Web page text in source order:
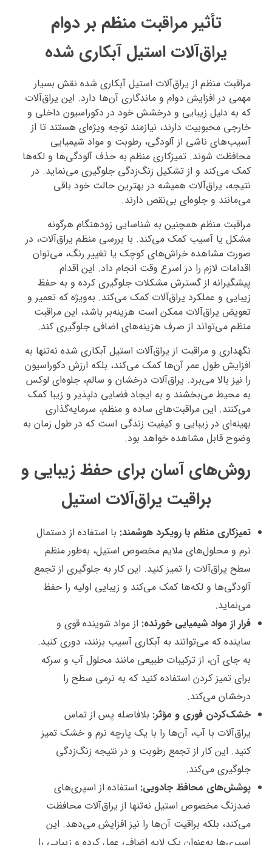
تأثیر مراقبت منظم بر دوام
یراق‌آلات استیل آبکاری شده
مراقبت منظم از یراق‌آلات استیل آبکاری شده نقش بسیار
مهمی در افزایش دوام و ماندگاری آن‌ها دارد. این یراق‌آلات
که به دلیل زیبایی و درخشش خود در دکوراسیون داخلی و
خارجی محبوبیت دارند، نیازمند توجه ویژه‌ای هستند تا از
آسیب‌های ناشی از آلودگی، رطوبت و مواد شیمیایی
محافظت شوند. تمیزکاری منظم به حذف آلودگی‌ها و لکه‌ها
کمک می‌کند و از تشکیل زنگ‌زدگی جلوگیری می‌نماید. در
نتیجه، یراق‌آلات همیشه در بهترین حالت خود باقی
می‌مانند و جلوه‌ای بی‌نقص دارند.
مراقبت منظم همچنین به شناسایی زودهنگام هرگونه
مشکل یا آسیب کمک می‌کند. با بررسی منظم یراق‌آلات، در
صورت مشاهده خراش‌های کوچک یا تغییر رنگ، می‌توان
اقدامات لازم را در اسرع وقت انجام داد. این اقدام
پیشگیرانه از گسترش مشکلات جلوگیری کرده و به حفظ
زیبایی و عملکرد یراق‌آلات کمک می‌کند. به‌ویژه که تعمیر و
تعویض یراق‌آلات ممکن است هزینه‌بر باشد، این مراقبت
منظم می‌تواند از صرف هزینه‌های اضافی جلوگیری کند.
نگهداری و مراقبت از یراق‌آلات استیل آبکاری شده نه‌تنها به
افزایش طول عمر آن‌ها کمک می‌کند، بلکه ارزش دکوراسیون
را نیز بالا می‌برد. یراق‌آلات درخشان و سالم، جلوه‌ای لوکس
به محیط می‌بخشند و به ایجاد فضایی دلپذیر و زیبا کمک
می‌کنند. این مراقبت‌های ساده و منظم، سرمایه‌گذاری
بهینه‌ای در زیبایی و کیفیت زندگی است که در طول زمان به
وضوح قابل مشاهده خواهد بود.
روش‌های آسان برای حفظ زیبایی و
براقیت یراق‌آلات استیل
تمیزکاری منظم با رویکرد هوشمند: با استفاده از دستمال
نرم و محلول‌های ملایم مخصوص استیل، به‌طور منظم
سطح یراق‌آلات را تمیز کنید. این کار به جلوگیری از تجمع
آلودگی‌ها و لکه‌ها کمک می‌کند و زیبایی اولیه را حفظ
می‌نماید.
فرار از مواد شیمیایی خورنده: از مواد شوینده قوی و
ساینده که می‌توانند به آبکاری آسیب بزنند، دوری کنید.
به جای آن، از ترکیبات طبیعی مانند محلول آب و سرکه
برای تمیز کردن استفاده کنید که به نرمی سطح را
درخشان می‌کند.
خشک‌کردن فوری و مؤثر: بلافاصله پس از تماس
یراق‌آلات با آب، آن‌ها را با یک پارچه نرم و خشک تمیز
کنید. این کار از تجمع رطوبت و در نتیجه زنگ‌زدگی
جلوگیری می‌کند.
پوشش‌های محافظ جادویی: استفاده از اسپری‌های
ضدزنگ مخصوص استیل نه‌تنها از یراق‌آلات محافظت
می‌کند، بلکه براقیت آن‌ها را نیز افزایش می‌دهد. این